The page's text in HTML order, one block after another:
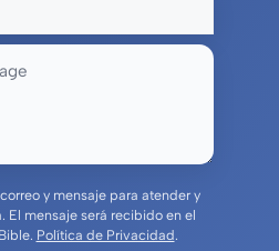
y mensaje para atender y
El mensaje será recibido en el
Política de Privacidad.